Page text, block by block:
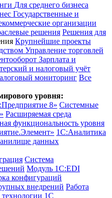
Для среднего бизнеса
Государственные и
организации
решения Решения для
Крупнейшие проекты
Управление торговлей
Зарплата и
и налоговый учёт
мониторинг Все
уровня:
8» Системные
Расширяемая среда
функциональность уровня
1C:Аналитика
данных
Система
Модуль 1C:EDI
конфигураций
внедрений Работа
1С